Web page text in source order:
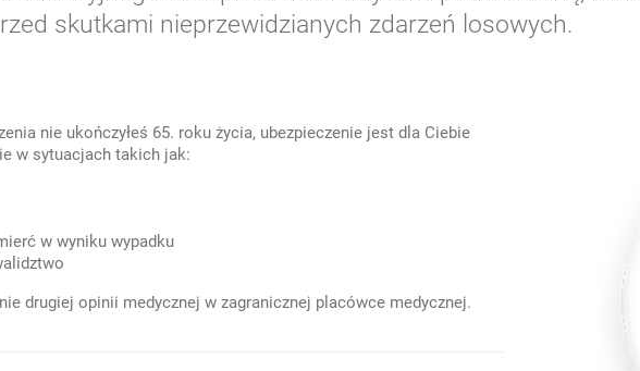
skutkami nieprzewidzianych zdarzeń losowych.
nie ukończyłeś 65. roku życia, ubezpieczenie jest dla Ciebie
w sytuacjach takich jak:
w wyniku wypadku
drugiej opinii medycznej w zagranicznej placówce medycznej.